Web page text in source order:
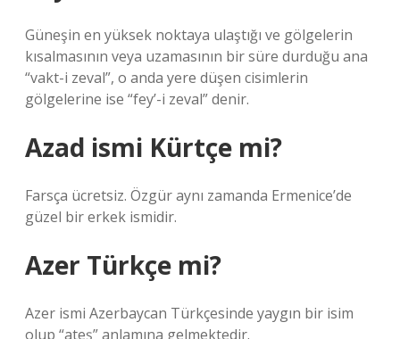
Güneşin en yüksek noktaya ulaştığı ve gölgelerin
kısalmasının veya uzamasının bir süre durduğu ana
“vakt-i zeval”, o anda yere düşen cisimlerin
gölgelerine ise “fey’-i zeval” denir.
Azad ismi Kürtçe mi?
Farsça ücretsiz. Özgür aynı zamanda Ermenice’de
güzel bir erkek ismidir.
Azer Türkçe mi?
Azer ismi Azerbaycan Türkçesinde yaygın bir isim
olup “ateş” anlamına gelmektedir.